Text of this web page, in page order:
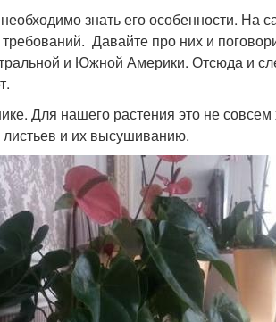
знать его особенности. На
Давайте про них и
и Южной Америки. Отсюда и
Для нашего растения это не
и их высушиванию.